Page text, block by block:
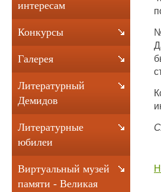
интересам
Конкурсы
Галерея
Литературный
Демидов
Литературные
юбилеи
Виртуальный музей
памяти - Великая